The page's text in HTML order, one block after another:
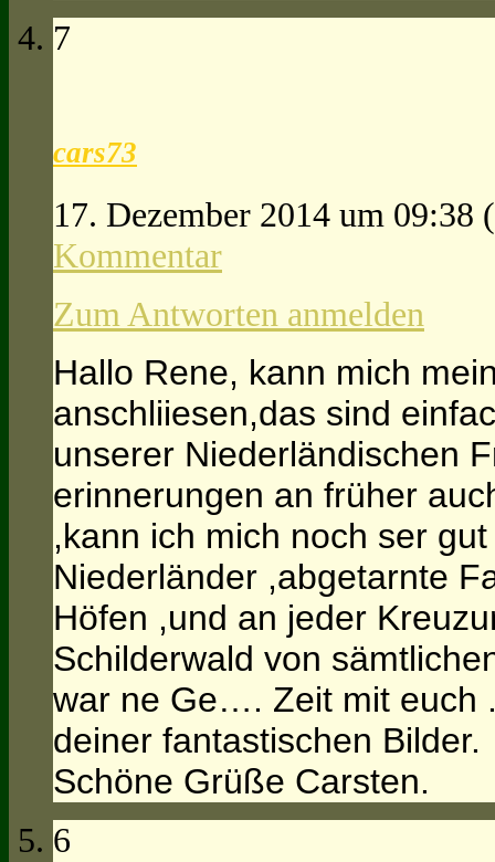
7
cars73
17. Dezember 2014 um 09:38
Kommentar
Zum Antworten anmelden
Hallo Rene, kann mich
anschliiesen,das sind
unserer Niederländischen
erinnerungen an früher
,kann ich mich noch ser
Niederländer ,abgetarnte
Höfen ,und an jeder
Schilderwald von
war ne Ge…. Zeit mit euch
deiner fantastischen Bilder.
Schöne Grüße Carsten.
6